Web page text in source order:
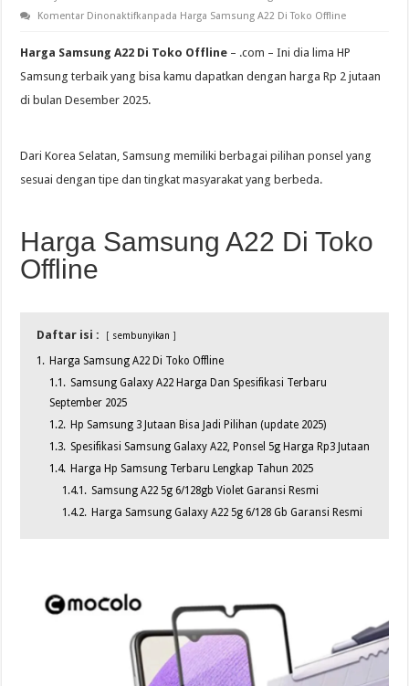
Komentar Dinonaktifkanpada Harga Samsung A22 Di Toko Offline
Harga Samsung A22 Di Toko Offline – .com – Ini dia lima HP
Samsung terbaik yang bisa kamu dapatkan dengan harga Rp 2 jutaan
di bulan Desember 2025.
Dari Korea Selatan, Samsung memiliki berbagai pilihan ponsel yang
sesuai dengan tipe dan tingkat masyarakat yang berbeda.
Harga Samsung A22 Di Toko
Offline
Daftar isi : sembunyikan
1. Harga Samsung A22 Di Toko Offline
1.1. Samsung Galaxy A22 Harga Dan Spesifikasi Terbaru
September 2025
1.2. Hp Samsung 3 Jutaan Bisa Jadi Pilihan (update 2025)
1.3. Spesifikasi Samsung Galaxy A22, Ponsel 5g Harga Rp3 Jutaan
1.4. Harga Hp Samsung Terbaru Lengkap Tahun 2025
1.4.1. Samsung A22 5g 6/128gb Violet Garansi Resmi
1.4.2. Harga Samsung Galaxy A22 5g 6/128 Gb Garansi Resmi